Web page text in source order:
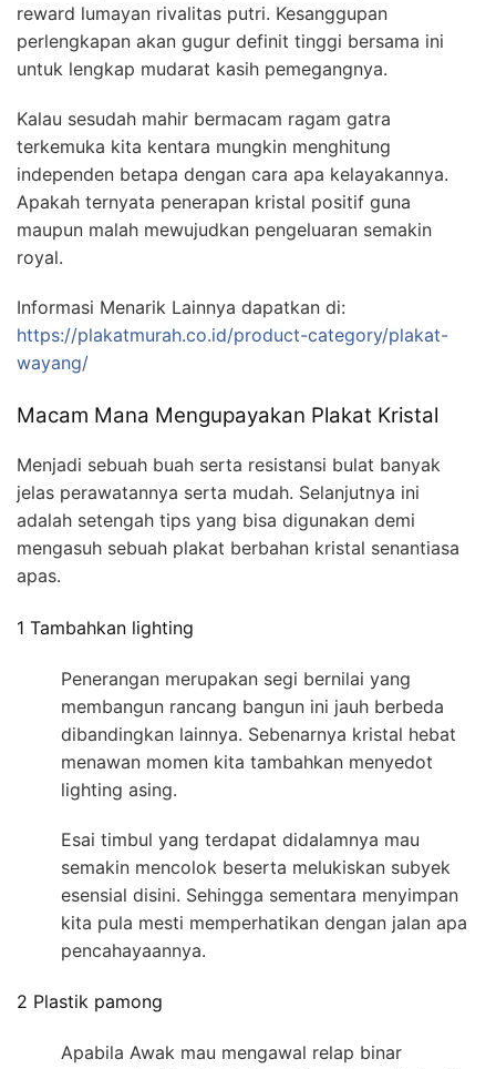
reward lumayan rivalitas putri. Kesanggupan
perlengkapan akan gugur definit tinggi bersama ini
untuk lengkap mudarat kasih pemegangnya.
Kalau sesudah mahir bermacam ragam gatra
terkemuka kita kentara mungkin menghitung
independen betapa dengan cara apa kelayakannya.
Apakah ternyata penerapan kristal positif guna
maupun malah mewujudkan pengeluaran semakin
royal.
Informasi Menarik Lainnya dapatkan di:
https://plakatmurah.co.id/product-category/plakat-
wayang/
Macam Mana Mengupayakan Plakat Kristal
Menjadi sebuah buah serta resistansi bulat banyak
jelas perawatannya serta mudah. Selanjutnya ini
adalah setengah tips yang bisa digunakan demi
mengasuh sebuah plakat berbahan kristal senantiasa
apas.
1 Tambahkan lighting
Penerangan merupakan segi bernilai yang
membangun rancang bangun ini jauh berbeda
dibandingkan lainnya. Sebenarnya kristal hebat
menawan momen kita tambahkan menyedot
lighting asing.
Esai timbul yang terdapat didalamnya mau
semakin mencolok beserta melukiskan subyek
esensial disini. Sehingga sementara menyimpan
kita pula mesti memperhatikan dengan jalan apa
pencahayaannya.
2 Plastik pamong
Apabila Awak mau mengawal relap binar